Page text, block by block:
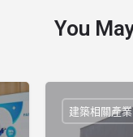
You
建築相關產業